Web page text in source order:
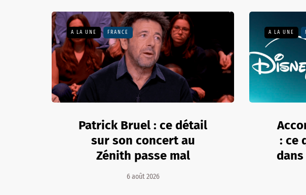
A LA UNE FRANCE
Patrick Bruel : ce détail
sur son concert au
Zénith passe mal
6 août 2026
A LA UNE
: ce